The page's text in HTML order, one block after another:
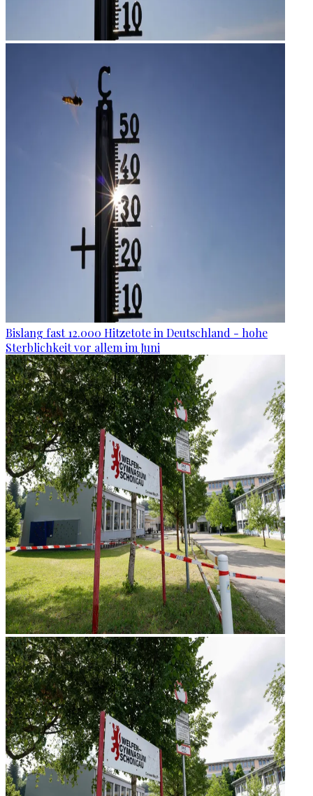
Bislang fast 12.000 Hitzetote in Deutschland - hohe
Sterblichkeit vor allem im Juni